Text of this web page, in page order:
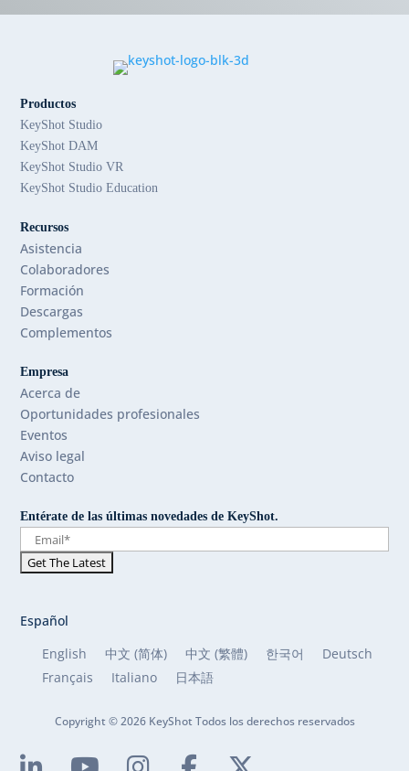
Productos
KeyShot Studio
KeyShot DAM
KeyShot Studio VR
KeyShot Studio Education
Recursos
Asistencia
Colaboradores
Formación
Descargas
Complementos
Empresa
Acerca de
Oportunidades profesionales
Eventos
Aviso legal
Contacto
Entérate de las últimas novedades de KeyShot.
Español
English
中文 (简体) 中文 (繁體) 한국어
Deutsch
Français
Italiano 日本語
Copyright © 2026 KeyShot Todos los derechos reservados